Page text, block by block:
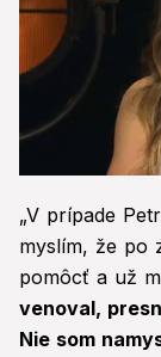
seconds
of
1
minute,
35
„V prípade
myslím, že po
pomôcť a už
venoval,
Nie som